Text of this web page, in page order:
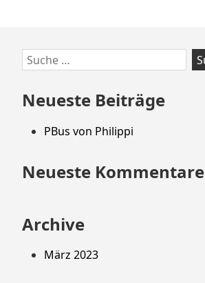
Zum
Footer
springen
Suche
nach:
Neueste Beiträge
PBus von Philippi
Neueste Kommentare
Archive
März 2023